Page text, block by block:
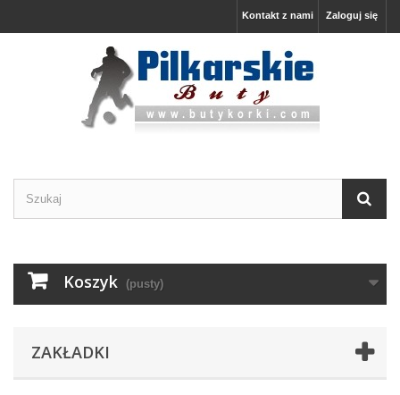
Zaloguj się
Kontakt z nami
Koszyk (pusty)
ZAKŁADKI